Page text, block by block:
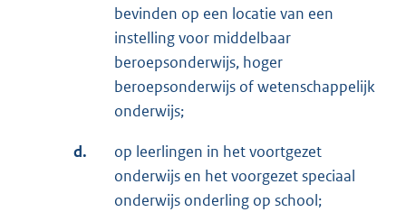
bevinden op een locatie van een
instelling voor middelbaar
beroepsonderwijs, hoger
beroepsonderwijs of wetenschappelijk
onderwijs;
d.
op leerlingen in het voortgezet
onderwijs en het voorgezet speciaal
onderwijs onderling op school;